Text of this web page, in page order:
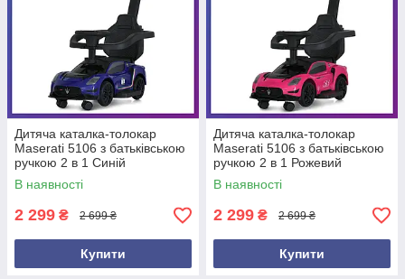
Дитяча каталка-толокар
Maserati 5106 з батьківською
ручкою 2 в 1 Синій
В наявності
2 299 ₴ 2 699 ₴
Купити
Дитяча каталка-толокар
Maserati 5106 з батьківською
ручкою 2 в 1 Рожевий
В наявності
2 299 ₴ 2 699 ₴
Купити